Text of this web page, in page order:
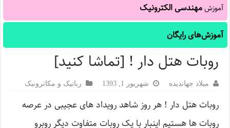
آموزشمهندسی الکترونیک
آموزش‌های رایگان
روبات هتل دار ! [تماشا کنید]
میلاد جهاندیده شهریور 1, 1393 رباتیک و مکاترونیک
روبات هتل دار ! هر روز شاهد رویداد های عجیبی در عرصه
روبات ها هستیم اینبار با یک روبات متفاوت دیگر روبرو